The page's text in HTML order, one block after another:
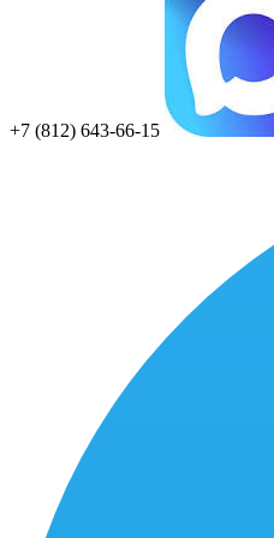
+7 (812) 643-66-15